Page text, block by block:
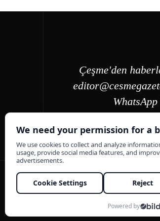
Çeşme'den